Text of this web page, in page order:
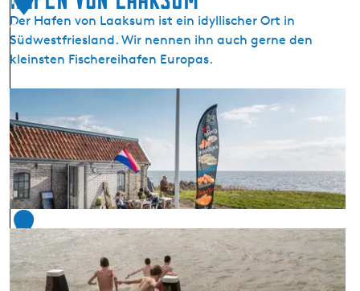
4
Der Hafen von Laaksum ist ein idyllischer Ort in
Südwestfriesland. Wir nennen ihn auch gerne den
kleinsten Fischereihafen Europas.
a
f
e
n
v
o
n
L
a
1
5